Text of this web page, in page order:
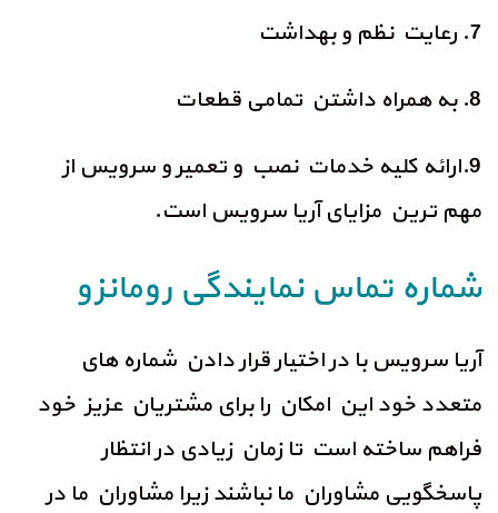
7. رعایت نظم و بهداشت
8. به همراه داشتن تمامی قطعات
9.ارائه کلیه خدمات نصب و تعمیر و سرویس از
مهم ترین مزایای آریا سرویس است.
شماره تماس نمایندگی رومانزو
آریا سرویس با در اختیار قرار دادن شماره های
متعدد خود این امکان را برای مشتریان عزیز خود
فراهم ساخته است تا زمان زیادی در انتظار
پاسخگویی مشاوران ما نباشند زیرا مشاوران ما در